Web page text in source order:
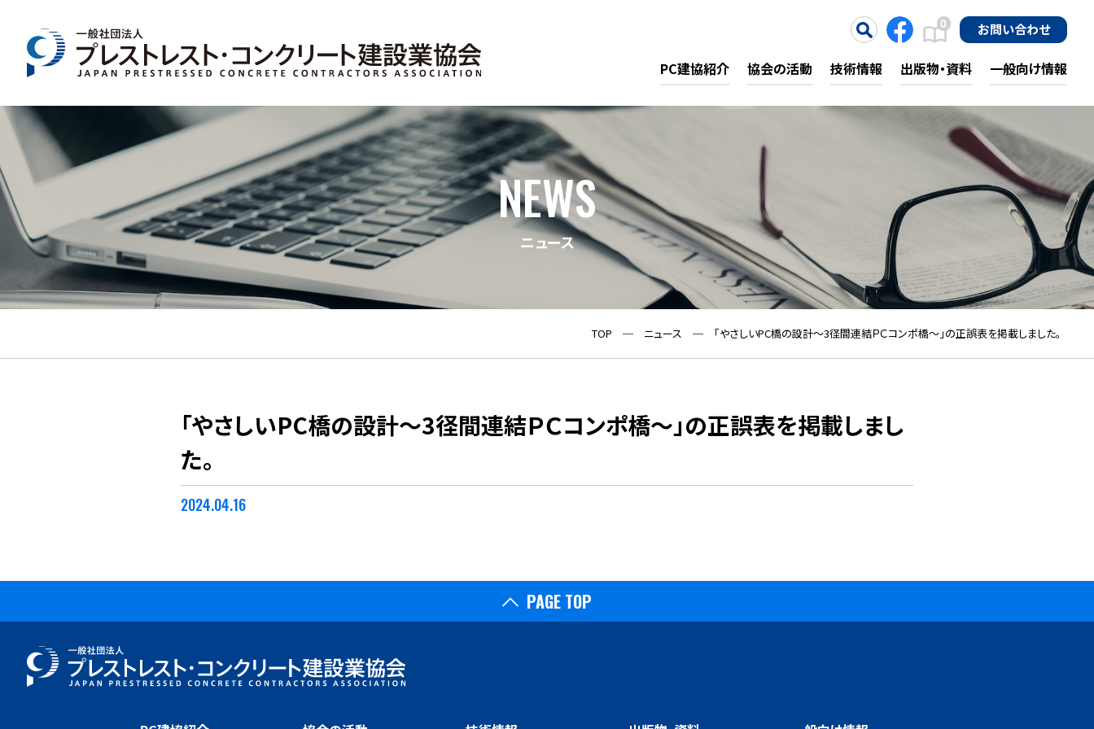
PC建協紹介 協会の活動 技術情報 出版物・資料 一般向け情報
0 お問い合わせ
NEWS
ニュース
TOP ─ ニュース ─ 「やさしいPC橋の設計～3径間連結ＰＣコンポ橋～」の正誤表を掲載しました。
「やさしいPC橋の設計～3径間連結ＰＣコンポ橋～」の正誤表を掲載しまし
た。
2024.04.16
PAGE TOP